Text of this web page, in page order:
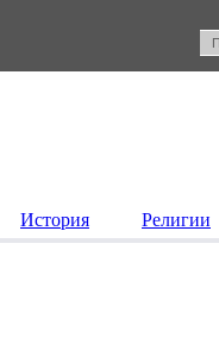
История Религии